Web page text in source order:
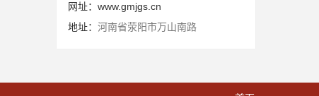
网址： www.gmjgs.cn
地址： 河南省荥阳市万山南路